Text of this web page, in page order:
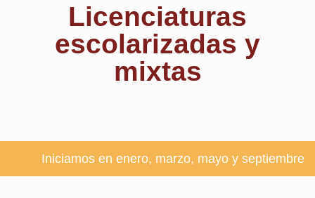
Licenciaturas
escolarizadas y
mixtas
Iniciamos en enero, marzo, mayo y septiembre